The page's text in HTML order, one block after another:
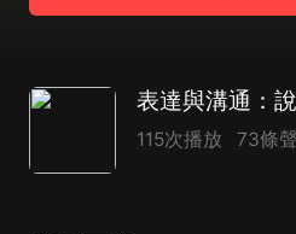
表達與溝通：
115次播放 73條